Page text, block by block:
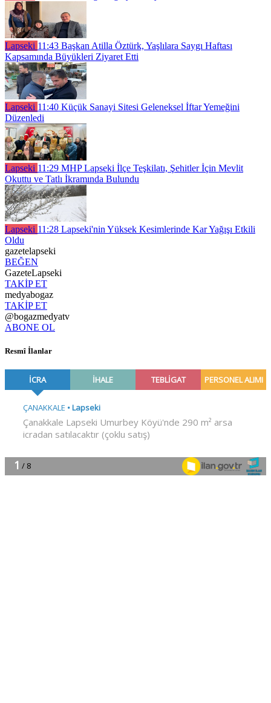
Lapseki 11:43 Başkan Atilla Öztürk, Yaşlılara Saygı Haftası
Kapsamında Büyükleri Ziyaret Etti
Lapseki 11:40 Küçük Sanayi Sitesi Geleneksel İftar Yemeğini
Düzenledi
Lapseki 11:29 MHP Lapseki İlçe Teşkilatı, Şehitler İçin Mevlit
Okuttu ve Tatlı İkramında Bulundu
Lapseki 11:28 Lapseki'nin Yüksek Kesimlerinde Kar Yağışı Etkili
Oldu
gazetelapseki
BEĞEN
GazeteLapseki
TAKİP ET
medyabogaz
TAKİP ET
@bogazmedyatv
ABONE OL
Resmî İlanlar